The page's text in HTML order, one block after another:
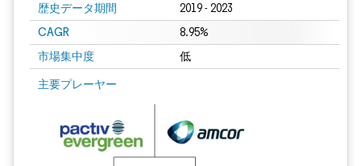
歴史データ期間 2019 - 2023
CAGR 8.95%
市場集中度 低
主要プレーヤー